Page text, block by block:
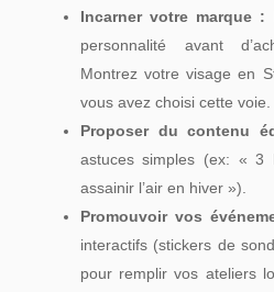
Incarner votre marque :
personnalité avant
Montrez votre visage en
vous avez choisi cette voie.
Proposer du contenu
astuces simples (ex: « 3
assainir l’air en hiver »).
Promouvoir vos
interactifs (stickers de
pour remplir vos ateliers